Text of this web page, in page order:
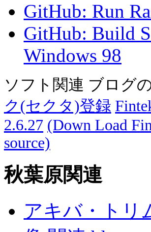
GitHub: Run
GitHub: Build
Windows 98
ソフト関連 ブログ
ク(セクタ)登録
2.6.27 (Down Load
source)
秋葉原関連
アキバ・トリ